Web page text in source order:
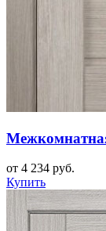
от 4 234 руб.
Купить